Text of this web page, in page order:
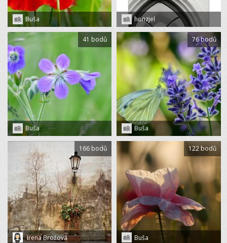
Buša honzjel
Buša
41 bodů
Buša
76 bodů
Irena Brožová
166 bodů
Buša
122 bodů